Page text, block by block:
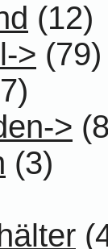
(12)
> (79)
>
(3)